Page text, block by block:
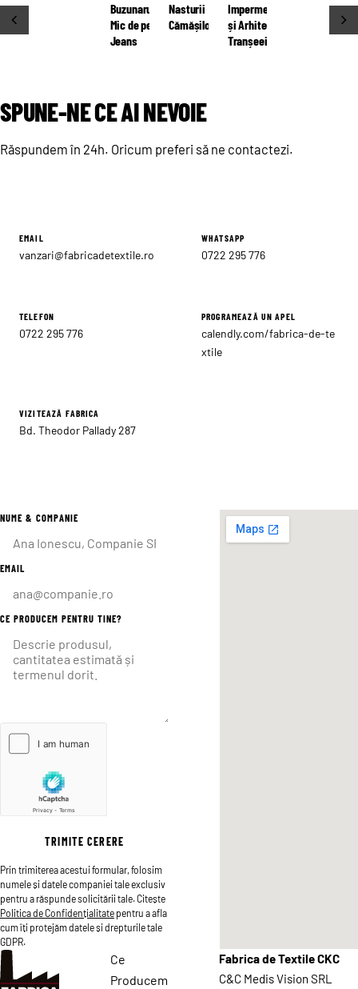
Buzunarul
Mic de pe
Jeans
CITEȘTE
Nasturii
Cămășilor
CITEȘTE
Impermeabilul
și Arhitectura
Tranșeei
SPUNE-NE CE AI NEVOIE
Răspundem în 24h. Oricum preferi să ne contactezi.
EMAIL
vanzari@fabricadetextile.ro
WHATSAPP
0722 295 776
TELEFON
0722 295 776
PROGRAMEAZĂ UN APEL
calendly.com/fabrica-de-te
xtile
VIZITEAZĂ FABRICA
Bd. Theodor Pallady 287
NUME & COMPANIE
EMAIL
CE PRODUCEM PENTRU TINE?
TRIMITE CERERE
Prin trimiterea acestui formular, folosim
numele și datele companiei tale exclusiv
pentru a răspunde solicitării tale. Citește
Politica de Confidențialitate pentru a afla
cum îți protejăm datele și drepturile tale
GDPR.
Ce
Producem
Fabrica de Textile CKC
C&C Medis Vision SRL